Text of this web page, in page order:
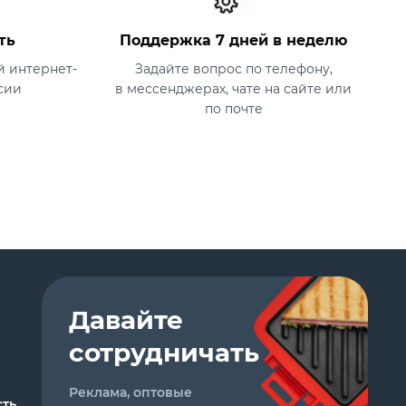
интернет-
Поддержка 7 дней в неделю
Задайте вопрос по телефону,
в мессенджерах, чате на сайте или
по почте
Давайте
сотрудничать
Реклама, оптовые